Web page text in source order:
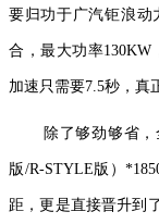
要归功于广汽钜浪动
合，最大功率130KW
加速只需要7.5秒，真
除了够劲够省，
版/R-STYLE版）
距，更是直接晋升到